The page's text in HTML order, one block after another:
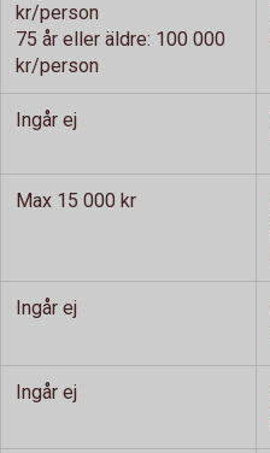
kr/person
75 år eller äldre: 100 000
kr/person
Ingår ej
Max 15 000 kr
Ingår ej
Ingår ej